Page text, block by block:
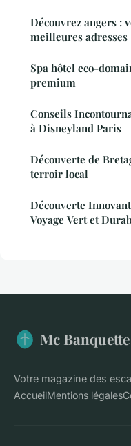
Découvrez angers :
meilleures adresses
Spa hôtel eco-
premium
Conseils
à Disneyland Paris
Découverte de
terroir local
Découverte
Voyage Vert et
Mc Banquette
Votre magazine des
AccueilMentions légales